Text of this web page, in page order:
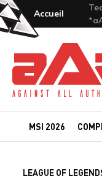
Accueil
Team-aAa -
MSI 2026
LEAGUE OF